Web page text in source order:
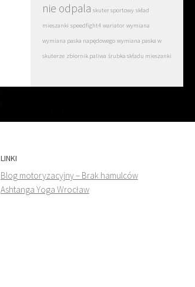
nie odpala skuter sportowy skład
mieszanki speedfight4 wariator wymiana
wymiana paska napędowego wymiana paska w
skuterze zbiornik paliwa śrubka składu mieszanki
LINKI
Blog motoryzacyjny – Brak hamulców
Ashtanga Yoga Wrocław